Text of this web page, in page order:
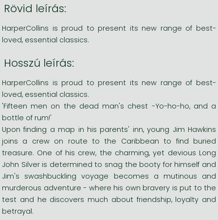
Rövid leírás:
HarperCollins is proud to present its new range of best-
loved, essential classics.
Hosszú leírás:
HarperCollins is proud to present its new range of best-
loved, essential classics.
'Fifteen men on the dead man's chest -Yo-ho-ho, and a
bottle of rum!'
Upon finding a map in his parents' inn, young Jim Hawkins
joins a crew on route to the Caribbean to find buried
treasure. One of his crew, the charming, yet devious Long
John Silver is determined to snag the booty for himself and
Jim's swashbuckling voyage becomes a mutinous and
murderous adventure - where his own bravery is put to the
test and he discovers much about friendship, loyalty and
betrayal.